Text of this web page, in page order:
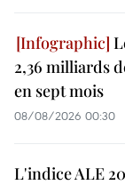
2,36 milliards
en sept mois
08/08/2026 00:30
L'indice ALE